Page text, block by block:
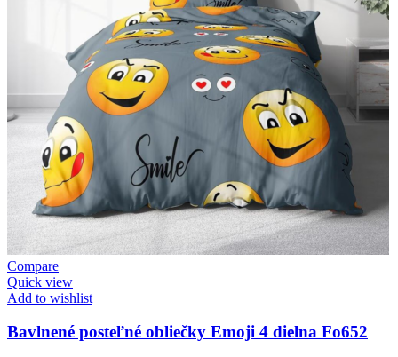
Compare
Quick view
Add to wishlist
Bavlnené posteľné obliečky Emoji 4 dielna Fo652